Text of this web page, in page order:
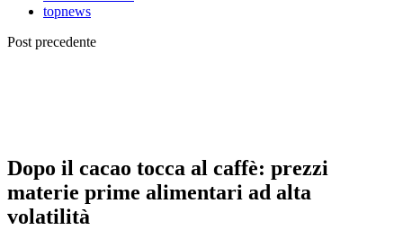
topnews
Post precedente
Dopo il cacao tocca al caffè: prezzi
materie prime alimentari ad alta
volatilità